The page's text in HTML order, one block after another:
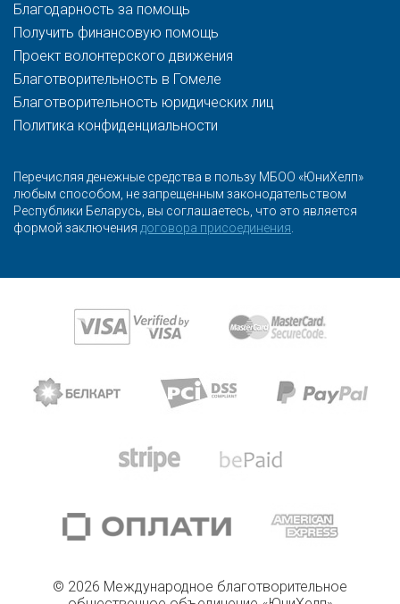
Благодарность за помощь
Получить финансовую помощь
Проект волонтерского движения
Благотворительность в Гомеле
Благотворительность юридических лиц
Политика конфиденциальности
Перечисляя денежные средства в пользу МБОО «ЮниХелп»
любым способом, не запрещенным законодательством
Республики Беларусь, вы соглашаетесь, что это является
формой заключения договора присоединения.
© 2026 Международное благотворительное